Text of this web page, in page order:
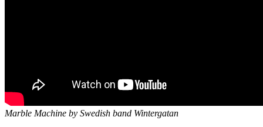
Marble Machine by Swedish band Wintergatan